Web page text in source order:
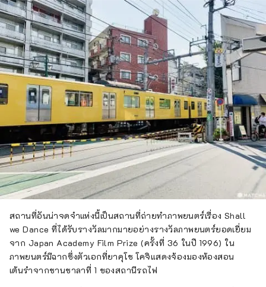
สถานที่อันน่าจดจำแห่งนี้เป็นสถานที่ถ่ายทำภาพยนตร์เรื่อง Shall
we Dance ที่ได้รับรางวัลมากมายอย่างรางวัลภาพยนตร์ยอดเยี่ยม
จาก Japan Academy Film Prize (ครั้งที่ 36 ในปี 1996) ใน
ภาพยนตร์มีฉากซึ่งตัวเอกที่ยาคุโช โคจิแสดงจ้องมองห้องสอน
เต้นรำจากชานชาลาที่ 1 ของสถานีรถไฟ